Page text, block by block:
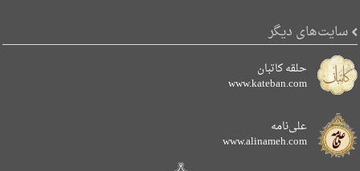
سایت‌های دیگر
حلقه کاتبان
www.kateban.com
علی‌نامه
www.alinameh.com